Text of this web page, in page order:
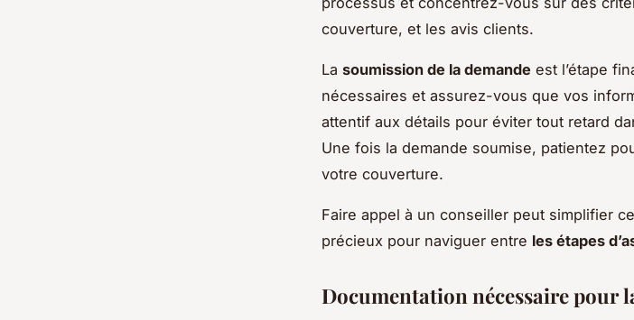
couverture, et les avis clients.
La soumission de la demande est l’étape
nécessaires et assurez-vous que vos
attentif aux détails pour éviter tout retard
Une fois la demande soumise, patientez
votre couverture.
Faire appel à un conseiller peut simplifier
précieux pour naviguer entre les étapes
Documentation nécessaire pour